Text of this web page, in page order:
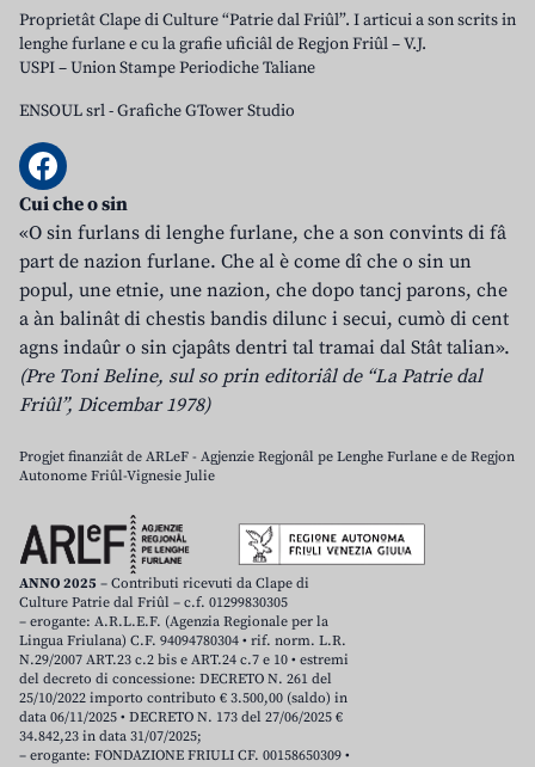
Proprietât Clape di Culture “Patrie dal Friûl”. I articui a son scrits in
lenghe furlane e cu la grafie uficiâl de Regjon Friûl – V.J.
USPI – Union Stampe Periodiche Taliane
ENSOUL srl-Grafiche GTower Studio
Cui che o sin
«O sin furlans di lenghe furlane, che a son convints di fâ
part de nazion furlane. Che al è come dî che o sin un
popul, une etnie, une nazion, che dopo tancj parons, che
a àn balinât di chestis bandis dilunc i secui, cumò di cent
agns indaûr o sin cjapâts dentri tal tramai dal Stât talian».
(Pre Toni Beline, sul so prin editoriâl de “La Patrie dal
Friûl”, Dicembar 1978)
Progjet finanziât de ARLeF - Agjenzie Regjonâl pe Lenghe Furlane e de Regjon
Autonome Friûl-Vignesie Julie
ANNO 2025 – Contributi ricevuti da Clape di
Culture Patrie dal Friûl – c.f. 01299830305
– erogante: A.R.L.E.F. (Agenzia Regionale per la
Lingua Friulana) C.F. 94094780304 • rif. norm. L.R.
N.29/2007 ART.23 c.2 bis e ART.24 c.7 e 10 • estremi
del decreto di concessione: DECRETO N. 261 del
25/10/2022 importo contributo € 3.500,00 (saldo) in
data 06/11/2025 • DECRETO N. 173 del 27/06/2025 €
34.842,23 in data 31/07/2025;
– erogante: FONDAZIONE FRIULI CF. 00158650309 •